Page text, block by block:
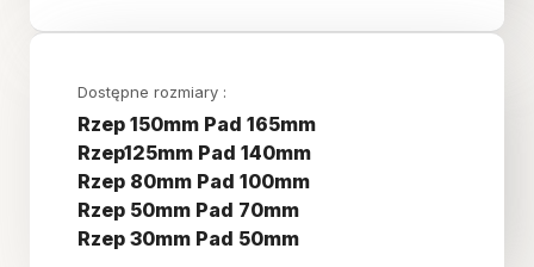
Dostępne rozmiary :
Rzep 150mm Pad 165mm
Rzep125mm Pad 140mm
Rzep 80mm Pad 100mm
Rzep 50mm Pad 70mm
Rzep 30mm Pad 50mm